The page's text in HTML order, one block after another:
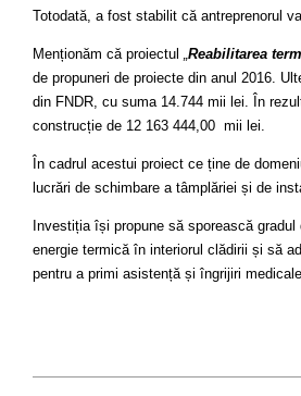
Totodată, a fost stabilit că antreprenorul
Menționăm că proiectul „Reabilitarea
de propuneri de proiecte din anul 2016.
din FNDR, cu suma 14.744 mii lei. În
construcție de 12 163 444,00 mii lei.
În cadrul acestui proiect ce ține de
lucrări de schimbare a tâmplăriei și de
Investiția își propune să sporească
energie termică în interiorul clădirii și să
pentru a primi asistență și îngrijiri